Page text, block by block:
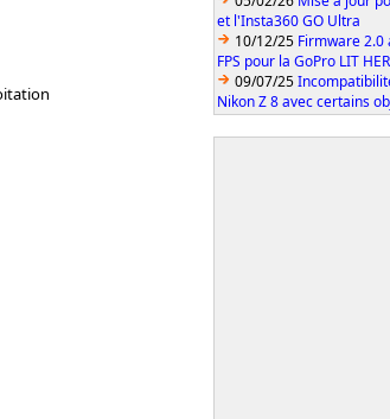
et l'Insta360 GO Ultra
10/12/25 Firmware 2.0
FPS pour la GoPro LIT
09/07/25
Nikon Z 8 avec certains